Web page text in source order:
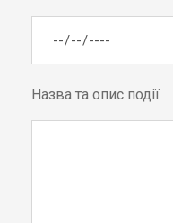
Назва та опис події